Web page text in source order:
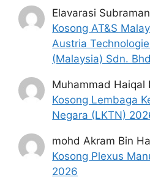
Elavarasi
Kosong AT&S
Austria
(Malaysia) Sdn.
Muhammad Haiqal
Kosong Lembaga
Negara (LKTN)
mohd Akram Bin
Kosong Plexus
2026